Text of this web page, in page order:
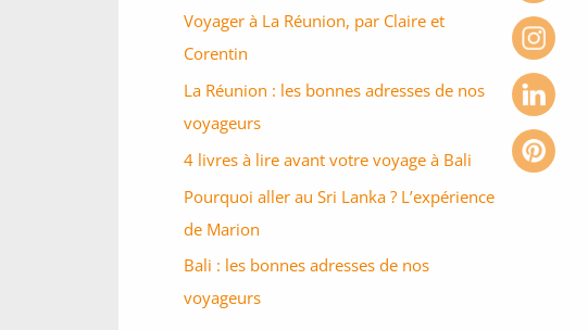
Voyager à La Réunion, par Claire et
Corentin
La Réunion : les bonnes adresses de nos
voyageurs
4 livres à lire avant votre voyage à Bali
Pourquoi aller au Sri Lanka ? L’expérience
de Marion
Bali : les bonnes adresses de nos
voyageurs